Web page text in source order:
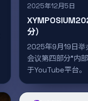
2025年12月5日
分）
2025年9月19日举
会议第四部分“内
于YouTube平台。